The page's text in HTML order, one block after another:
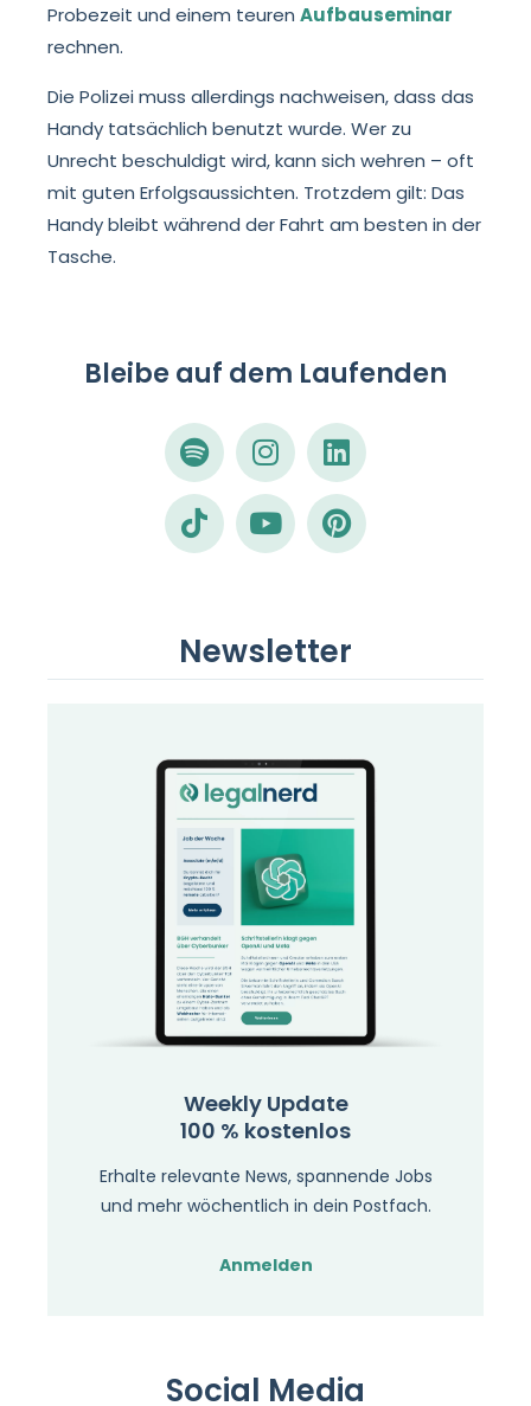
Probezeit und einem teuren Aufbauseminar
rechnen.
Die Polizei muss allerdings nachweisen, dass das
Handy tatsächlich benutzt wurde. Wer zu
Unrecht beschuldigt wird, kann sich wehren – oft
mit guten Erfolgsaussichten. Trotzdem gilt: Das
Handy bleibt während der Fahrt am besten in der
Tasche.
Bleibe auf dem Laufenden
Newsletter
Weekly Update
100 % kostenlos
Erhalte relevante News, spannende Jobs
und mehr wöchentlich in dein Postfach.
Anmelden
Social Media